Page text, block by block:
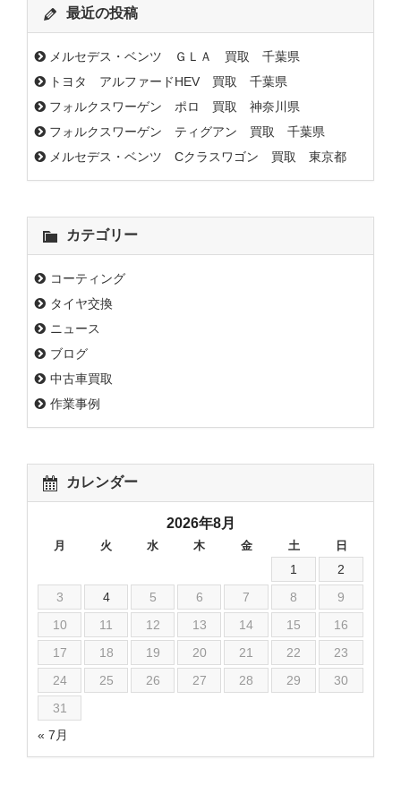
最近の投稿
メルセデス・ベンツ ＧＬＡ 買取 千葉県
トヨタ アルファードHEV 買取 千葉県
フォルクスワーゲン ポロ 買取 神奈川県
フォルクスワーゲン ティグアン 買取 千葉県
メルセデス・ベンツ Cクラスワゴン 買取 東京都
カテゴリー
コーティング
タイヤ交換
ニュース
ブログ
中古車買取
作業事例
カレンダー
2026年8月
月 火 水 木 金 土 日
« 7月
1
2
3
4 5 6 7 8
9
10
11 12 13 14 15
16
17
18 19 20 21 22
23
24
25 26 27 28 29
30
31